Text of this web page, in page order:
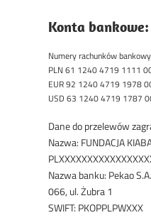
Konta bankowe:
Numery rachunków
PLN 61 1240 4719 1111
EUR 92 1240 4719 1978
USD 63 1240 4719 1787
Dane do przelewów
Nazwa: FUNDACJA
Nazwa banku: Pekao
066, ul. Żubra 1
SWIFT: PKOPPLPWXXX